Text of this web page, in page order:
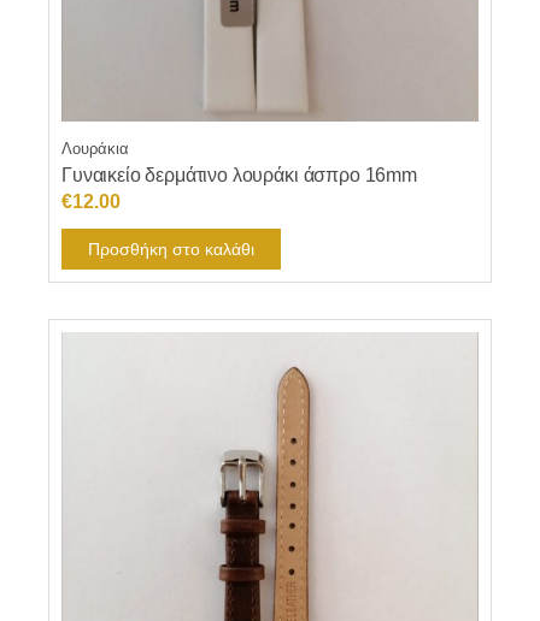
Λουράκια
Γυναικείο δερμάτινο λουράκι άσπρο 16mm
€12.00
Προσθήκη στο καλάθι